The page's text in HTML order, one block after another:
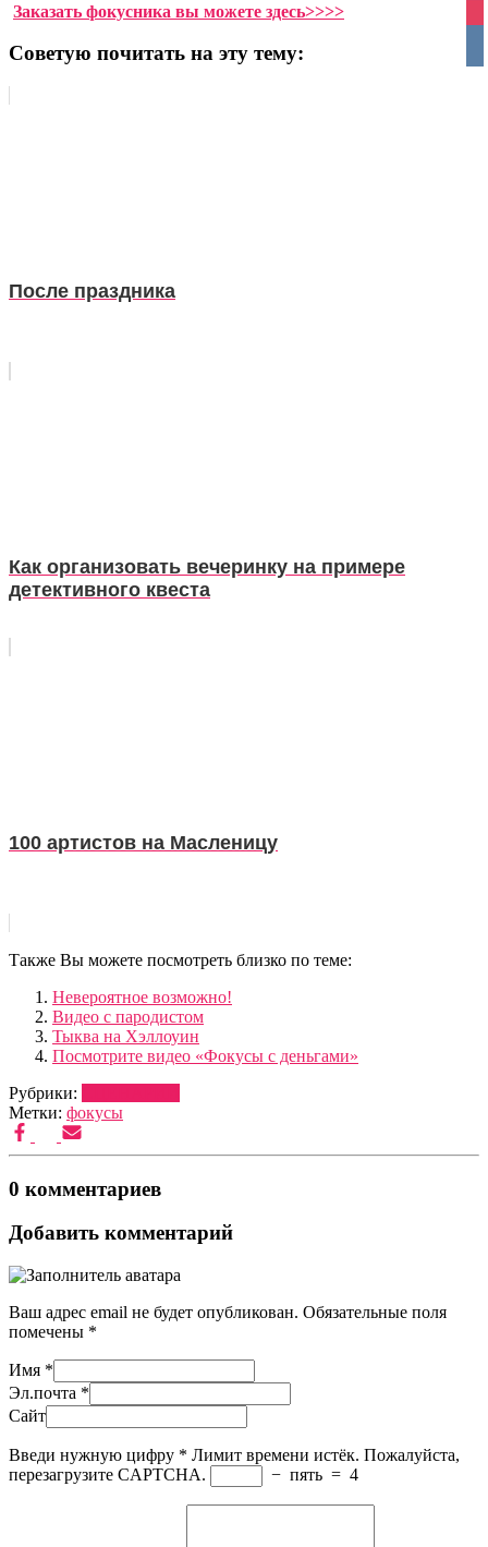
Заказать фокусника вы можете здесь>>>>
Советую почитать на эту тему:
После праздника
Как организовать вечеринку на примере
детективного квеста
100 артистов на Масленицу
Также Вы можете посмотреть близко по теме:
Невероятное возможно!
Видео с пародистом
Тыква на Хэллоуин
Посмотрите видео «Фокусы с деньгами»
Рубрики:
Метки: фокусы
0 комментариев
Добавить комментарий
Ваш адрес email не будет опубликован. Обязательные поля
помечены *
Имя *
Эл.почта *
Сайт
Введи нужную цифру * Лимит времени истёк. Пожалуйста,
перезагрузите CAPTCHA.
− пять = 4